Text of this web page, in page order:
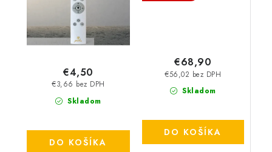
Skladom
€3,66 bez DPH
€4,50
DO KOŠÍKA
Skladom
€56,02 bez DPH
€68,90
DO KOŠÍKA